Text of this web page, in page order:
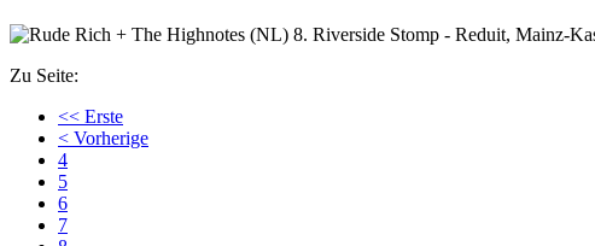
Zu Seite:
<< Erste
< Vorherige
4
5
6
7